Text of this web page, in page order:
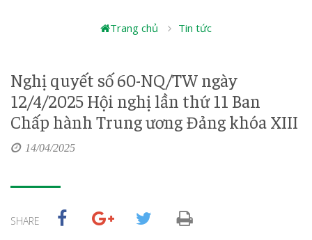
Trang chủ Tin tức
Nghị quyết số 60-NQ/TW ngày
12/4/2025 Hội nghị lần thứ 11 Ban
Chấp hành Trung ương Đảng khóa XIII
14/04/2025
SHARE